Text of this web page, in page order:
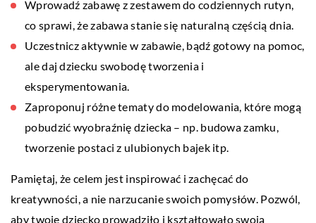
Wprowadź zabawę z zestawem do codziennych rutyn,
co sprawi, że zabawa stanie się naturalną częścią dnia.
Uczestnicz aktywnie w zabawie, bądź gotowy na pomoc,
ale daj dziecku swobodę tworzenia i
eksperymentowania.
Zaproponuj różne tematy do modelowania, które mogą
pobudzić wyobraźnię dziecka – np. budowa zamku,
tworzenie postaci z ulubionych bajek itp.
Pamiętaj, że celem jest inspirować i zachęcać do
kreatywności, a nie narzucanie swoich pomysłów. Pozwól,
aby twoje dziecko prowadziło i kształtowało swoją